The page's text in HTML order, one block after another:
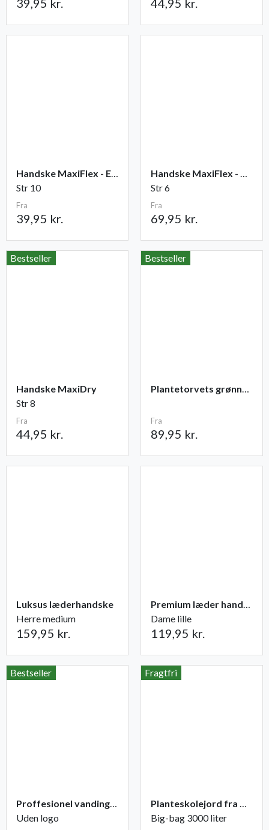
39,95 kr. 44,95 kr.
Handske MaxiFlex - Elite
Str 10
Fra
39,95 kr.
Handske MaxiFlex - Cut
Str 6
Fra
69,95 kr.
Bestseller
Handske MaxiDry
Str 8
Fra
44,95 kr.
Bestseller
Plantetorvets grønne vandingspose 75 liter
Fra
89,95 kr.
Luksus læderhandske
Herre medium
159,95 kr.
Premium læder handske Flutter
Dame lille
119,95 kr.
Bestseller
Proffesionel vandingspose 100 liter
Uden logo
Fragtfri
Planteskolejord fra Champost
Big-bag 3000 liter